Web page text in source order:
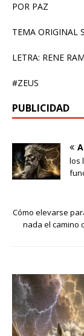
POR PAZ
TEMA ORIGINAL
LETRA: RENE
#ZEUS
PUBLICIDAD
los
Cómo elevarse
nada el camino